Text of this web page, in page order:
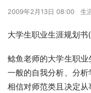
2009年2月13日 08:00 生
大学生职业生涯规划书
鲶鱼老师的大学生职
一般的自我分析、分析
相信对师范类且决定